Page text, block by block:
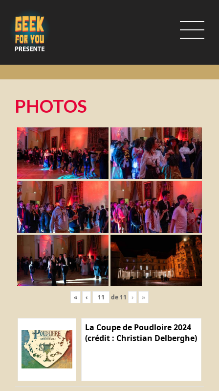
PHOTOS
« ‹ de 11 › »
La Coupe de Poudloire 2024
(crédit : Christian Delberghe)